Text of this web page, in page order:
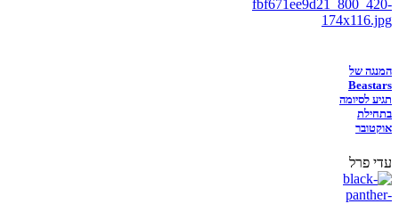
המנגה של
Beastars
תגיע לסיומה
בתחילת
אוקטובר
עדי פרל